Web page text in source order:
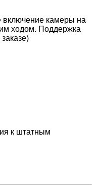
включение камеры на
ходом. Поддержка
к штатным